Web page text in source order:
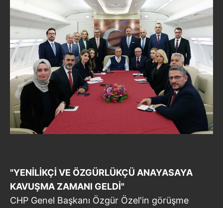
"YENİLİKÇİ VE ÖZGÜRLÜKÇÜ ANAYASAYA
KAVUŞMA ZAMANI GELDİ"
CHP Genel Başkanı Özgür Özel'in görüşme